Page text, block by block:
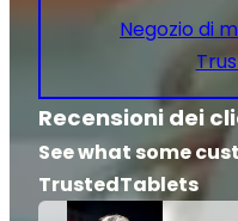
Negozio di
Recensioni dei
See what some
TrustedTablets